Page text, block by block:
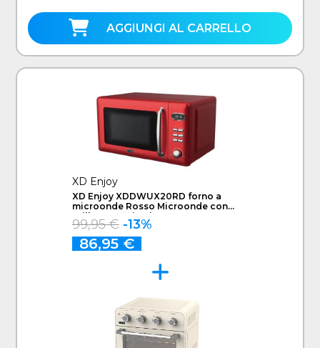
AGGIUNGI AL CARRELLO
XD Enjoy
XD Enjoy XDDWUX20RD forno a
microonde Rosso Microonde con
grill Superficie piana 20 L 700 W
99,95 € -13%
86,95 €